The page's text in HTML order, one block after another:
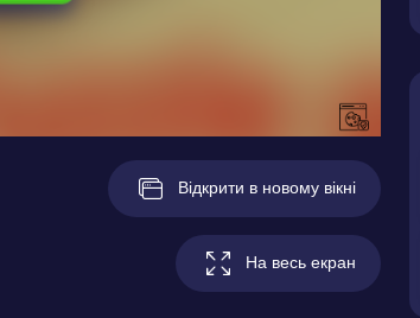
Відкрити в новому вікні
На весь екран